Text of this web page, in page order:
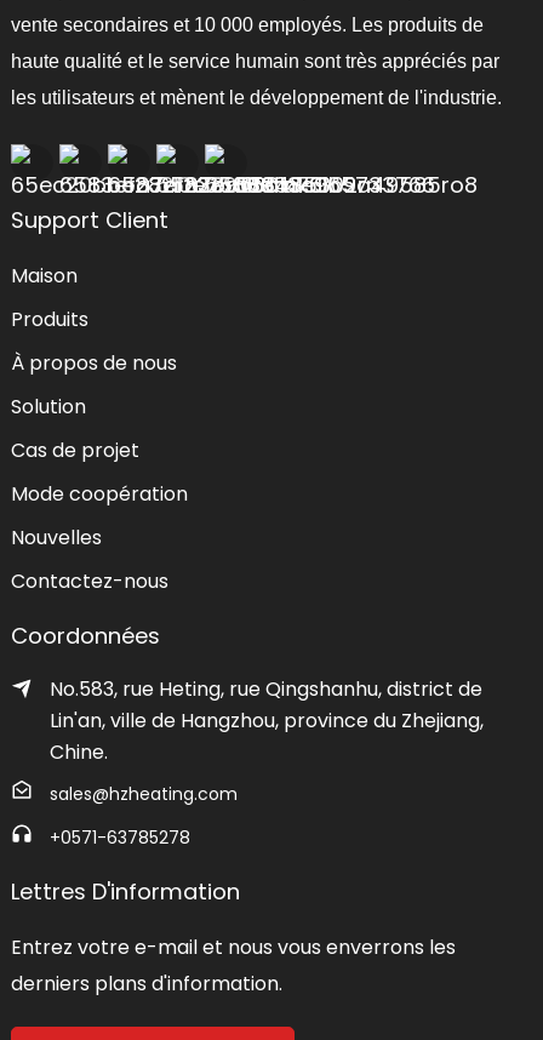
vente secondaires et 10 000 employés. Les produits de
haute qualité et le service humain sont très appréciés par
les utilisateurs et mènent le développement de l'industrie.
Support Client
Maison
Produits
À propos de nous
Solution
Cas de projet
Mode coopération
Nouvelles
Contactez-nous
Coordonnées
No.583, rue Heting, rue Qingshanhu, district de
Lin'an, ville de Hangzhou, province du Zhejiang,
Chine.
sales@hzheating.com
+0571-63785278
Lettres D'information
Entrez votre e-mail et nous vous enverrons les
derniers plans d'information.